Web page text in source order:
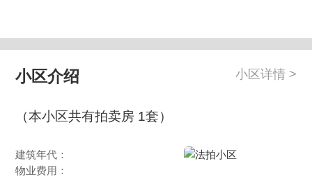
小区介绍 小区详情 >
（本小区共有拍卖房 1套）
建筑年代：
物业费用：